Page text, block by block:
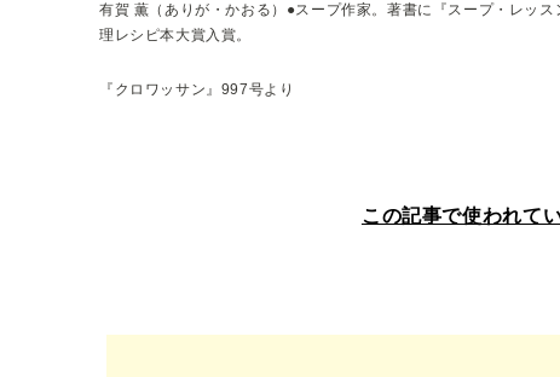
有賀 薫（ありが・かおる）●スープ作家。著書に『スープ・レッ
理レシピ本大賞入賞。
『クロワッサン』997号より
この記事で使われて